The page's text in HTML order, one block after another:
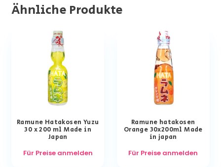
Ähnliche Produkte
Ramune Hatakosen Yuzu
30 x 200 ml Made in
Japan
Für Preise anmelden
Ramune hatakosen
Orange 30x200ml Made
in japan
Für Preise anmelden